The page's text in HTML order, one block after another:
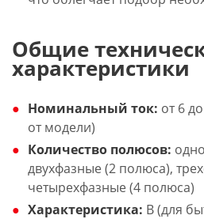
Общие
характеристики
Номинальный ток: от 6
от модели)
Количество полюсов:
двухфазные (2 полюса),
четырехфазные (4 полюса)
Характеристика: B (для